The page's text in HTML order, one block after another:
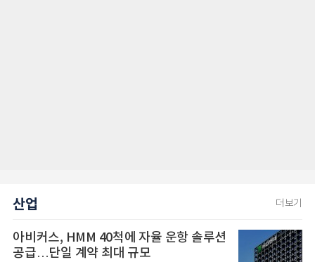
산업 더보기
아비커스, HMM 40척에 자율 운항 솔루션
공급…단일 계약 최대 규모